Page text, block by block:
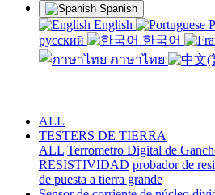
Spanish
English
русский
한국어
ภาษาไทย
ALL
TESTERS DE TIERRA
ALL Terrometro Digital de
RESISTIVIDAD probador de
de puesta a tierra grande